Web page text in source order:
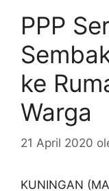
PPP
ke
Warga
21 April 2020
KUNINGAN